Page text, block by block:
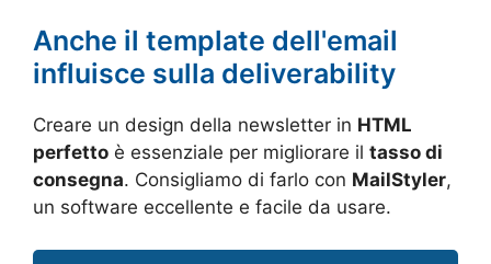
Anche il template dell'email
influisce sulla deliverability
Creare un design della newsletter in HTML
perfetto è essenziale per migliorare il tasso di
consegna. Consigliamo di farlo con MailStyler,
un software eccellente e facile da usare.